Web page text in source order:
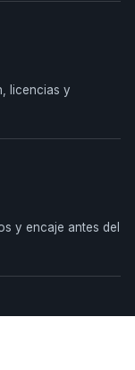
licencias y
y encaje antes del